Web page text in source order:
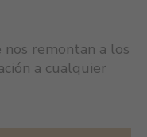
remontan a los
a cualquier